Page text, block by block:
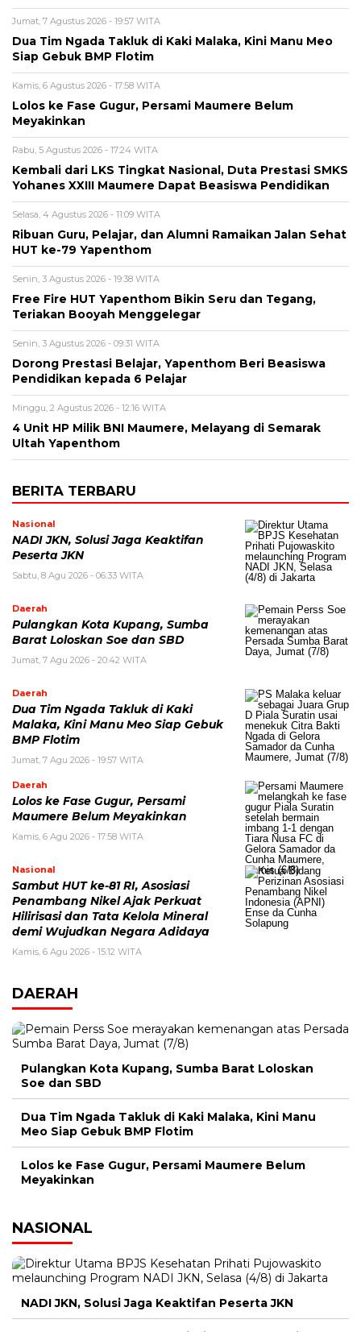
Jumat, 7 Agustus 2026 - 19:57 WITA
Dua Tim Ngada Takluk di Kaki Malaka, Kini Manu Meo
Siap Gebuk BMP Flotim
Kamis, 6 Agustus 2026 - 17:58 WITA
Lolos ke Fase Gugur, Persami Maumere Belum
Meyakinkan
Rabu, 5 Agustus 2026 - 17:24 WITA
Kembali dari LKS Tingkat Nasional, Duta Prestasi SMKS
Yohanes XXIII Maumere Dapat Beasiswa Pendidikan
Selasa, 4 Agustus 2026 - 11:09 WITA
Ribuan Guru, Pelajar, dan Alumni Ramaikan Jalan Sehat
HUT ke-79 Yapenthom
Senin, 3 Agustus 2026 - 19:38 WITA
Free Fire HUT Yapenthom Bikin Seru dan Tegang,
Teriakan Booyah Menggelegar
Senin, 3 Agustus 2026 - 09:31 WITA
Dorong Prestasi Belajar, Yapenthom Beri Beasiswa
Pendidikan kepada 6 Pelajar
Minggu, 2 Agustus 2026 - 12:16 WITA
4 Unit HP Milik BNI Maumere, Melayang di Semarak
Ultah Yapenthom
BERITA TERBARU
Nasional
NADI JKN, Solusi Jaga Keaktifan
Peserta JKN
Sabtu, 8 Agu 2026 - 06:33 WITA
Daerah
Pulangkan Kota Kupang, Sumba
Barat Loloskan Soe dan SBD
Jumat, 7 Agu 2026 - 20:42 WITA
Daerah
Dua Tim Ngada Takluk di Kaki
Malaka, Kini Manu Meo Siap Gebuk
BMP Flotim
Jumat, 7 Agu 2026 - 19:57 WITA
Daerah
Lolos ke Fase Gugur, Persami
Maumere Belum Meyakinkan
Kamis, 6 Agu 2026 - 17:58 WITA
Nasional
Sambut HUT ke-81 RI, Asosiasi
Penambang Nikel Ajak Perkuat
Hilirisasi dan Tata Kelola Mineral
demi Wujudkan Negara Adidaya
Kamis, 6 Agu 2026 - 15:12 WITA
DAERAH
Pulangkan Kota Kupang, Sumba Barat Loloskan
Soe dan SBD
Dua Tim Ngada Takluk di Kaki Malaka, Kini Manu
Meo Siap Gebuk BMP Flotim
Lolos ke Fase Gugur, Persami Maumere Belum
Meyakinkan
NASIONAL
NADI JKN, Solusi Jaga Keaktifan Peserta JKN